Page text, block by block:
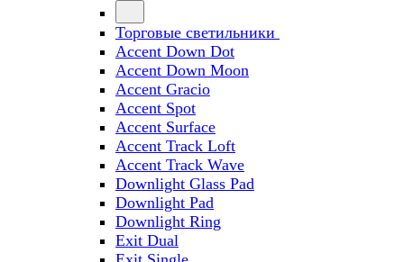
Торговые светильники
Accent Down Dot
Accent Down Moon
Accent Gracio
Accent Spot
Accent Surface
Accent Track Loft
Accent Track Wave
Downlight Glass Pad
Downlight Pad
Downlight Ring
Exit Dual